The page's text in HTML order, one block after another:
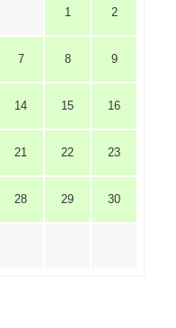
1 2
7 8 9
14 15 16
21 22 23
28 29 30